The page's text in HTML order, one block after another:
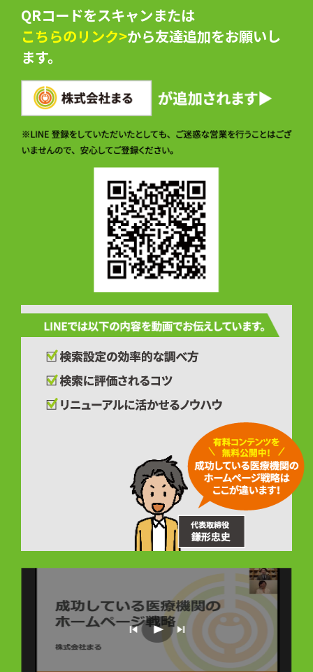
QRコードをスキャンまたは
こちらのリンク>から友達追加をお願いし
ます。